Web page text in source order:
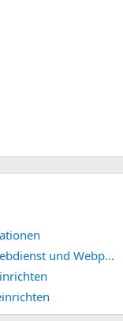
Synology DSM 7.2/7.3, Web Station 4, Webdienst und Webportal erstellen (ehemals vHost)